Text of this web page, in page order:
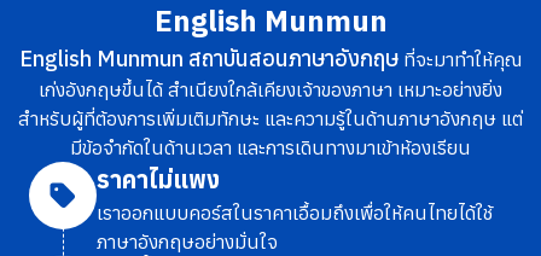
English Munmun
English Munmun สถาบันสอนภาษาอังกฤษ ที่จะมาทำให้คุณ
เก่งอังกฤษขึ้นได้ สำเนียงใกล้เคียงเจ้าของภาษา เหมาะอย่างยิ่ง
สำหรับผู้ที่ต้องการเพิ่มเติมทักษะ และความรู้ในด้านภาษาอังกฤษ แต่
มีข้อจำกัดในด้านเวลา และการเดินทางมาเข้าห้องเรียน
ราคาไม่แพง
เราออกแบบคอร์สในราคาเอื้อมถึงเพื่อให้คนไทยได้ใช้
ภาษาอังกฤษอย่างมั่นใจ